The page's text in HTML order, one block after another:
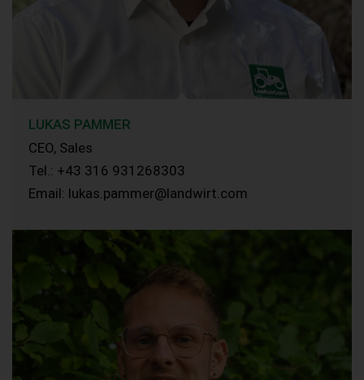
LUKAS PAMMER
CEO, Sales
Tel.: +43 316 931268303
Email: lukas.pammer@landwirt.com